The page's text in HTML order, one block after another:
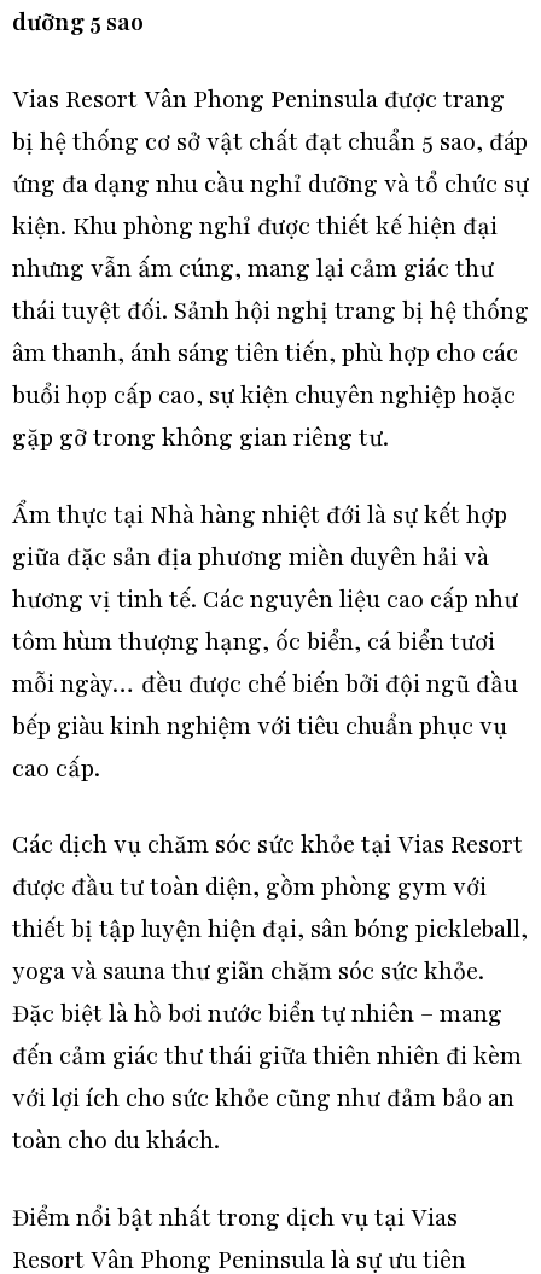
dưỡng 5 sao
Vias Resort Vân Phong Peninsula được trang
bị hệ thống cơ sở vật chất đạt chuẩn 5 sao, đáp
ứng đa dạng nhu cầu nghỉ dưỡng và tổ chức sự
kiện. Khu phòng nghỉ được thiết kế hiện đại
nhưng vẫn ấm cúng, mang lại cảm giác thư
thái tuyệt đối. Sảnh hội nghị trang bị hệ thống
âm thanh, ánh sáng tiên tiến, phù hợp cho các
buổi họp cấp cao, sự kiện chuyên nghiệp hoặc
gặp gỡ trong không gian riêng tư.
Ẩm thực tại Nhà hàng nhiệt đới là sự kết hợp
giữa đặc sản địa phương miền duyên hải và
hương vị tinh tế. Các nguyên liệu cao cấp như
tôm hùm thượng hạng, ốc biển, cá biển tươi
mỗi ngày… đều được chế biến bởi đội ngũ đầu
bếp giàu kinh nghiệm với tiêu chuẩn phục vụ
cao cấp.
Các dịch vụ chăm sóc sức khỏe tại Vias Resort
được đầu tư toàn diện, gồm phòng gym với
thiết bị tập luyện hiện đại, sân bóng pickleball,
yoga và sauna thư giãn chăm sóc sức khỏe.
Đặc biệt là hồ bơi nước biển tự nhiên – mang
đến cảm giác thư thái giữa thiên nhiên đi kèm
với lợi ích cho sức khỏe cũng như đảm bảo an
toàn cho du khách.
Điểm nổi bật nhất trong dịch vụ tại Vias
Resort Vân Phong Peninsula là sự ưu tiên